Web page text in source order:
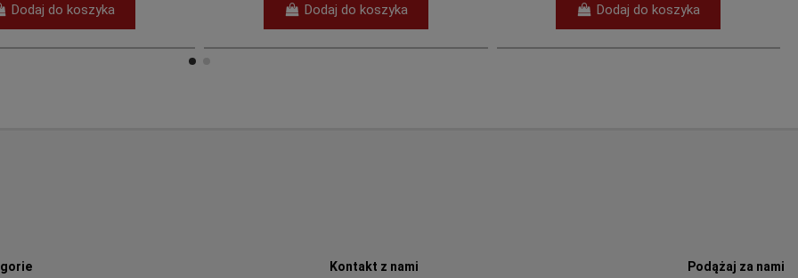
Dodaj do koszyka Dodaj do koszyka Dodaj do koszyka
Kontakt z nami Podążaj za nami